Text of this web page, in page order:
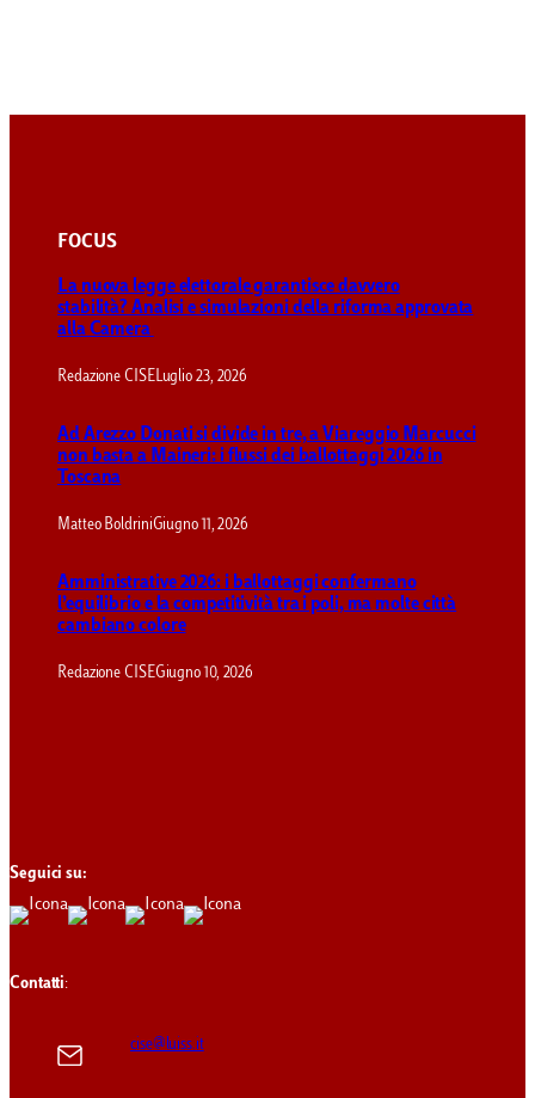
FOCUS
La nuova legge elettorale garantisce davvero
stabilità? Analisi e simulazioni della riforma approvata
alla Camera
Redazione CISELuglio 23, 2026
Ad Arezzo Donati si divide in tre, a Viareggio Marcucci
non basta a Maineri: i flussi dei ballottaggi 2026 in
Toscana
Matteo BoldriniGiugno 11, 2026
Amministrative 2026: i ballottaggi confermano
l’equilibrio e la competitività tra i poli, ma molte città
cambiano colore
Redazione CISEGiugno 10, 2026
Seguici su:
Contatti:
cise@luiss.it